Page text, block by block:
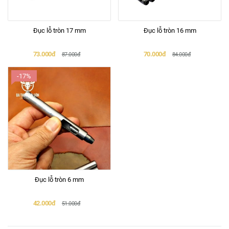
Đục lỗ tròn 17 mm
73.000đ 87.000đ
Đục lỗ tròn 16 mm
70.000đ 84.000đ
-17%
Đục lỗ tròn 6 mm
42.000đ 51.000đ